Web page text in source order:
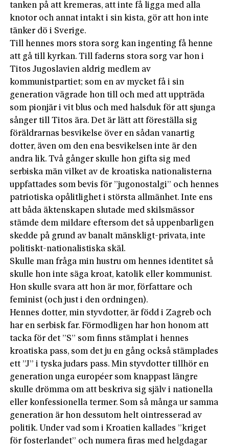
tanken på att kremeras, att inte få ligga med alla
knotor och annat intakt i sin kista, gör att hon inte
tänker dö i Sverige.
Till hennes mors stora sorg kan ingenting få henne
att gå till kyrkan. Till faderns stora sorg var hon i
Titos Jugoslavien aldrig medlem av
kommunistpartiet; som en av mycket få i sin
generation vägrade hon till och med att uppträda
som pionjär i vit blus och med halsduk för att sjunga
sånger till Titos ära. Det är lätt att föreställa sig
föräldrarnas besvikelse över en sådan vanartig
dotter, även om den ena besvikelsen inte är den
andra lik. Två gånger skulle hon gifta sig med
serbiska män vilket av de kroatiska nationalisterna
uppfattades som bevis för ”jugonostalgi” och hennes
patriotiska opålitlighet i största allmänhet. Inte ens
att båda äktenskapen slutade med skilsmässor
stämde dem mildare eftersom det så uppenbarligen
skedde på grund av banalt mänskligt-privata, inte
politiskt-nationalistiska skäl.
Skulle man fråga min hustru om hennes identitet så
skulle hon inte säga kroat, katolik eller kommunist.
Hon skulle svara att hon är mor, författare och
feminist (och just i den ordningen).
Hennes dotter, min styvdotter, är född i Zagreb och
har en serbisk far. Förmodligen har hon honom att
tacka för det ”S” som finns stämplat i hennes
kroatiska pass, som det ju en gång också stämplades
ett ”J” i tyska judars pass. Min styvdotter tillhör en
generation unga européer som knappast längre
skulle drömma om att beskriva sig själv i nationella
eller konfessionella termer. Som så många ur samma
generation är hon dessutom helt ointresserad av
politik. Under vad som i Kroatien kallades ”kriget
för fosterlandet” och numera firas med helgdagar